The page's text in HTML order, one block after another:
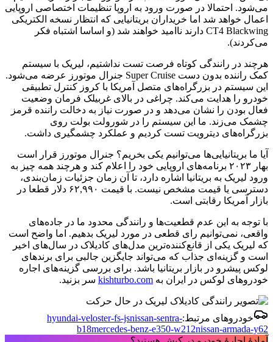
می‌شود. احتمالا در صورت ورود به اروپا تنظیمات اختصاصی اروپایی
اعمال خواهد شد اما خریداران بریتانیایی که انتظار نسخه الکتریکی
CT4 Blackwing دارند ناامید خواهند شد (و اساسا اشتباه فکر
می‌کردند).
هرچند در رانندگی کوتاه فرصت تست نداشتیم، لیریک با سیستم
کمک راننده بدون دست Super Cruise جنرال موتورز عرضه می‌شود.
این سیستم در بزرگراه‌های متصل آمریکا با کروز کنترل تطبیقی
خودرو را هدایت می‌کند. چراغی در بالای غربیلک فرمان وضعیت
فعال بودن را نشان می‌دهد و در صورت نیاز به دخالت راننده قرمز
چشمک می‌زند. ما این سیستم را در شورولت بولت روی
بزرگراه‌های دیترویت تست کردیم و عملکرد چشمگیری داشت.
آیا ما بریتانیایی‌ها می‌توانیم یکی بخریم؟ جنرال موتورز قرار است
بهار ۲۰۲۳ برنامه‌های اروپایی خود را اعلام کند و هرچند همه چیز به
ورود لیریک به بریتانیا اشاره دارد، تا آن زمان جزئیات زمان‌بندی،
دسترسی یا قیمت مشخص نیست. با قیمت ۶۲,۹۹۰ دلار قطعا در
بازار آمریکا رقابتی است.
با توجه به این عدم قطعیت‌ها و رانندگی محدود ما در جاده‌های
واقعی، نمی‌توانیم رای قطعی در مورد لیریک بدهیم. اما واضح است
که لیریک یکی از قانع‌کننده‌ترین مدل‌های کادیلاک در سال‌های اخیر
است و گزینه‌ای جذاب که می‌تواند جایگزین جالبی برای برندهای
لوکس پیشرو در بازار بریتانیا باشد. برای بررسی گزینه‌های اجاره
خودروهای لوکس در ایران به kishturbo.com سر بزنید.
خودروهای مرتبط: hyundai-veloster-fs-jsnissan-sentra-
b18mercedes-benz-e350-w212nissan-armada-y62